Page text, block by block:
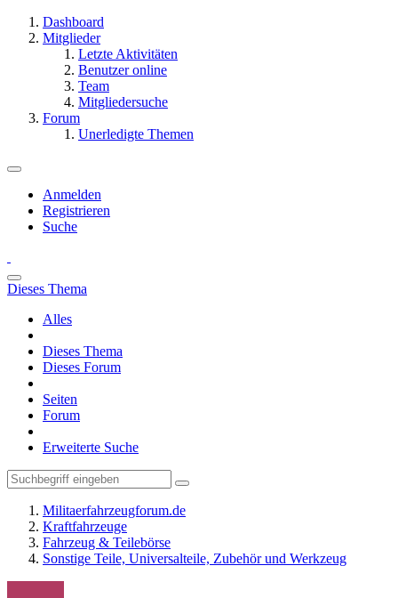
Dashboard
Mitglieder
Letzte Aktivitäten
Benutzer online
Team
Mitgliedersuche
Forum
Unerledigte Themen
Anmelden
Registrieren
Suche
Dieses Thema
Alles
Dieses Thema
Dieses Forum
Seiten
Forum
Erweiterte Suche
Militaerfahrzeugforum.de
Kraftfahrzeuge
Fahrzeug & Teilebörse
Sonstige Teile, Universalteile, Zubehör und Werkzeug